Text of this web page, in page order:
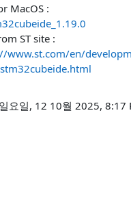
MacOS :
ST site :
www.st.com/en/
요일, 12 10월 2025, 8:17